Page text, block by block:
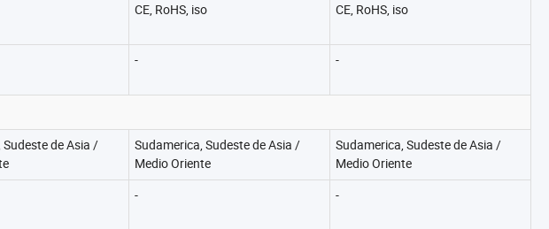
CE, RoHS, iso CE, RoHS, iso
- -
de Asia /
Sudamerica, Sudeste de Asia /
Medio Oriente
Sudamerica, Sudeste de Asia /
Medio Oriente
- -